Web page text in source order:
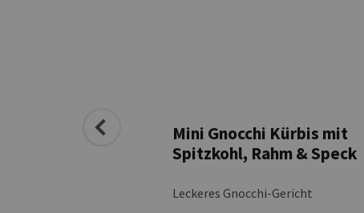
„Toscana“
Mini Gnocchi Kürbis mit
Spitzkohl, Rahm & Speck
Leckeres Gnocchi-Gericht